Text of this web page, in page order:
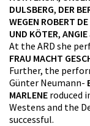
DULSBERG, DER
WEGEN ROBERT
UND KÖTER, ANGIE
At the ARD she
FRAU MACHT
Further, the
Günter Neumann-
MARLENE roduced
Westens and the
successful.